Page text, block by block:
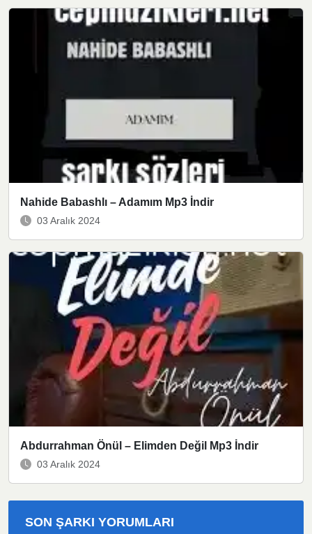
Nahide Babashlı – Adamım Mp3 İndir
03 Aralık 2024
Abdurrahman Önül – Elimden Değil Mp3 İndir
03 Aralık 2024
SON ŞARKI YORUMLARI